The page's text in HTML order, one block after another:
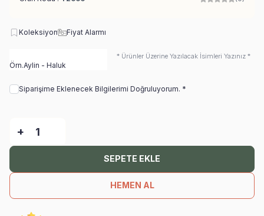
Koleksiyon Fiyat Alarmı
* Ürünler Üzerine Yazılacak İsimleri Yazınız *
Siparişime Eklenecek Bilgilerimi Doğruluyorum. *
-
+
SEPETE EKLE
HEMEN AL